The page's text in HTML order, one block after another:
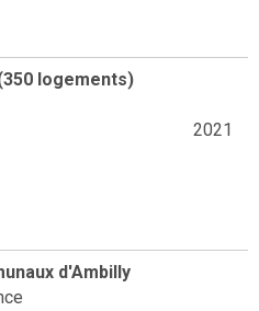
logements)
2021
d'Ambilly